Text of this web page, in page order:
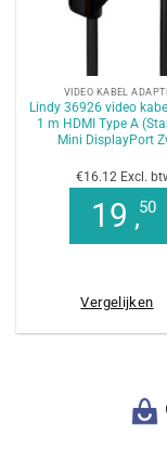
VIDEO KABEL
Lindy 36926 video
1 m HDMI Type A
Mini DisplayPort
€16.12 Excl.
19 ,50
Vergelijken